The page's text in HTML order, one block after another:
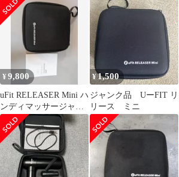
¥9,800
uFit RELEASER Mini ハ
ンディマッサージャー
本体
¥1,500
ジャンク品 UーFIT リ
リース ミニ